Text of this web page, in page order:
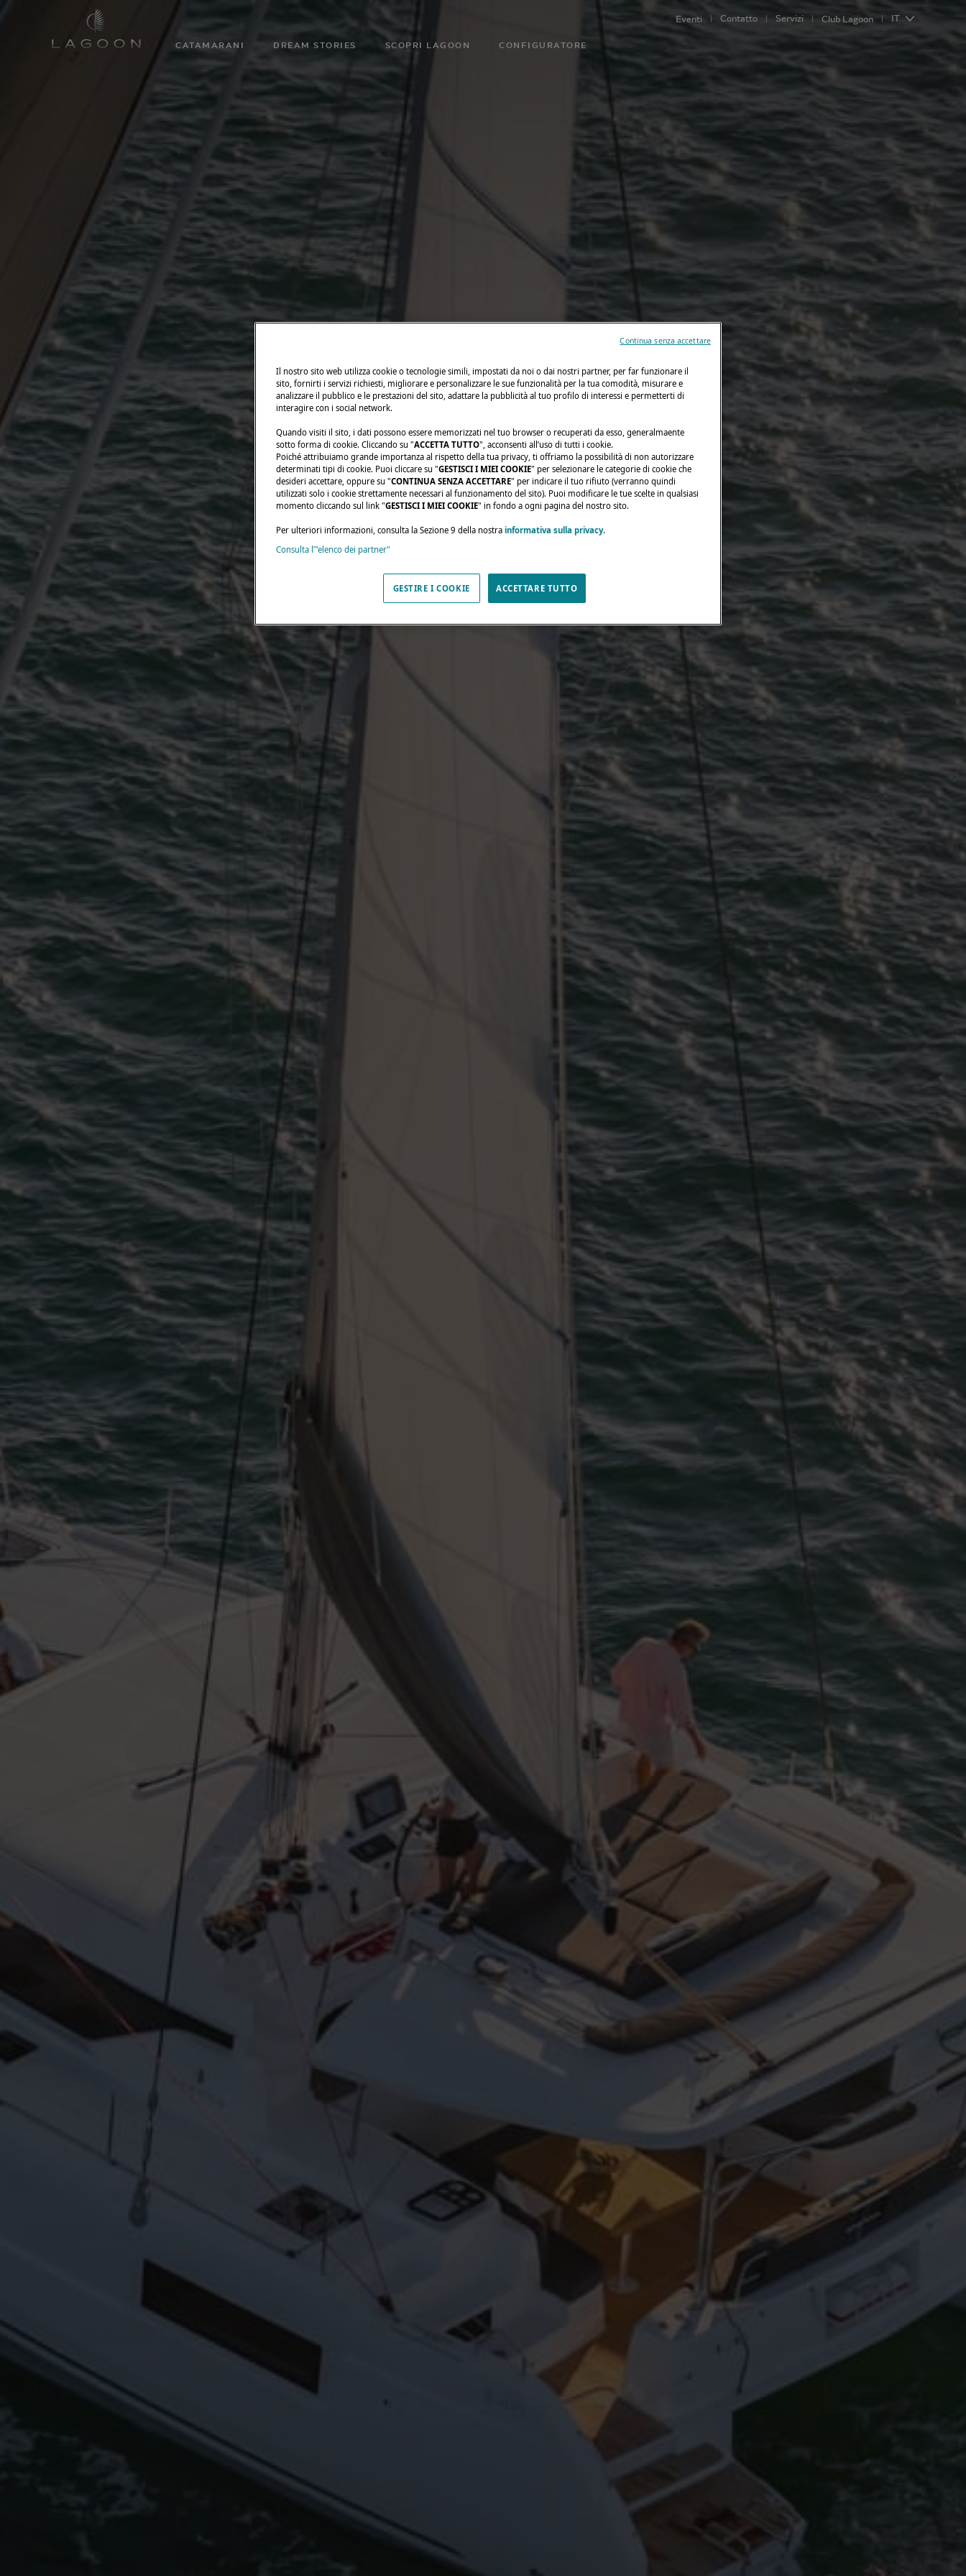
CATAMARANI DREAM STORIES SCOPRI LAGOON CONFIGURATORE
Eventi Contatto Servizi Club Lagoon IT
Il nostro sito web utilizza cookie o tecnologie simili, impostati da noi o dai nostri partner, per far funzionare il
sito, fornirti i servizi richiesti, migliorare e personalizzare le sue funzionalità per la tua comodità, misurare e
analizzare il pubblico e le prestazioni del sito, adattare la pubblicità al tuo profilo di interessi e permetterti di
interagire con i social network.
Quando visiti il sito, i dati possono essere memorizzati nel tuo browser o recuperati da esso, generalmaente
sotto forma di cookie. Cliccando su "ACCETTA TUTTO", acconsenti all’uso di tutti i cookie.
Poiché attribuiamo grande importanza al rispetto della tua privacy, ti offriamo la possibilità di non autorizzare
determinati tipi di cookie. Puoi cliccare su "GESTISCI I MIEI COOKIE" per selezionare le categorie di cookie che
desideri accettare, oppure su "CONTINUA SENZA ACCETTARE" per indicare il tuo rifiuto (verranno quindi
utilizzati solo i cookie strettamente necessari al funzionamento del sito). Puoi modificare le tue scelte in qualsiasi
momento cliccando sul link "GESTISCI I MIEI COOKIE" in fondo a ogni pagina del nostro sito.
Per ulteriori informazioni, consulta la Sezione 9 della nostra informativa sulla privacy.
Consulta l’"elenco dei partner"
GESTIRE I COOKIE ACCETTARE TUTTO
Continua senza accettare